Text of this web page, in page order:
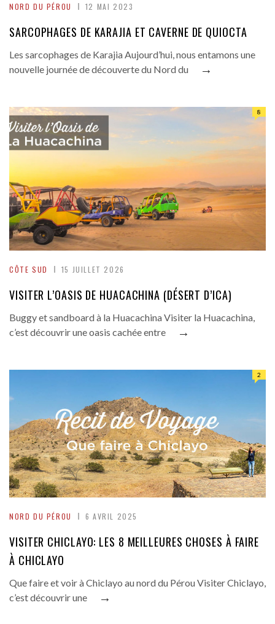
NORD DU PÉROU 12 MAI 2023
SARCOPHAGES DE KARAJIA ET CAVERNE DE QUIOCTA
Les sarcophages de Karajia Aujourd’hui, nous entamons une
nouvelle journée de découverte du Nord du
→
CÔTE SUD 15 JUILLET 2026
8
VISITER L’OASIS DE HUACACHINA (DÉSERT D’ICA)
Buggy et sandboard à la Huacachina Visiter la Huacachina,
c’est découvrir une oasis cachée entre
→
NORD DU PÉROU 6 AVRIL 2025
2
VISITER CHICLAYO: LES 8 MEILLEURES CHOSES À FAIRE
À CHICLAYO
Que faire et voir à Chiclayo au nord du Pérou Visiter Chiclayo,
c’est découvrir une
→